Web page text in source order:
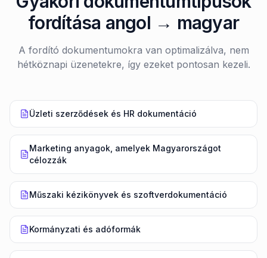
fordítása angol → magyar
A fordító dokumentumokra van optimalizálva, nem
hétköznapi üzenetekre, így ezeket pontosan kezeli.
Üzleti szerződések és HR dokumentáció
Marketing anyagok, amelyek Magyarországot
célozzák
Műszaki kézikönyvek és szoftverdokumentáció
Kormányzati és adóformák